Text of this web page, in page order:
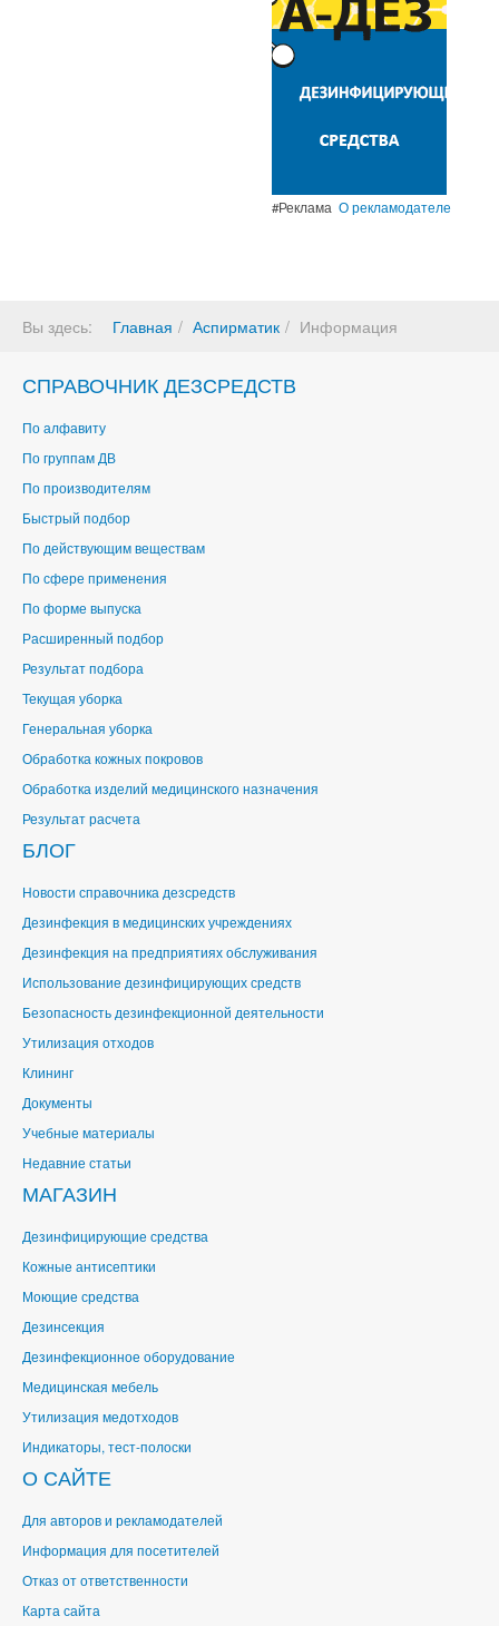
#Реклама О рекламодателе
Вы здесь: Главная Аспирматик Информация
СПРАВОЧНИК ДЕЗСРЕДСТВ
По алфавиту
По группам ДВ
По производителям
Быстрый подбор
По действующим веществам
По сфере применения
По форме выпуска
Расширенный подбор
Результат подбора
Текущая уборка
Генеральная уборка
Обработка кожных покровов
Обработка изделий медицинского назначения
Результат расчета
БЛОГ
Новости справочника дезсредств
Дезинфекция в медицинских учреждениях
Дезинфекция на предприятиях обслуживания
Использование дезинфицирующих средств
Безопасность дезинфекционной деятельности
Утилизация отходов
Клининг
Документы
Учебные материалы
Недавние статьи
МАГАЗИН
Дезинфицирующие средства
Кожные антисептики
Моющие средства
Дезинсекция
Дезинфекционное оборудование
Медицинская мебель
Утилизация медотходов
Индикаторы, тест-полоски
О САЙТЕ
Для авторов и рекламодателей
Информация для посетителей
Отказ от ответственности
Карта сайта